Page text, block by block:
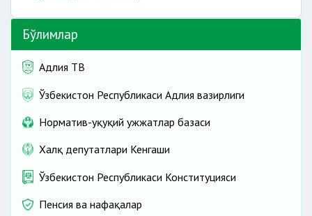
Бўлимлар
Адлия ТВ
Ўзбекистон Республикаси Адлия вазирлиги
Норматив-ҳуқуқий ҳужжатлар базаси
Халқ депутатлари Кенгаши
Ўзбекистон Республикаси Конституцияси
Пенсия ва нафақалар